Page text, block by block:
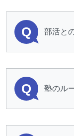
Q 部活と
Q 塾のル